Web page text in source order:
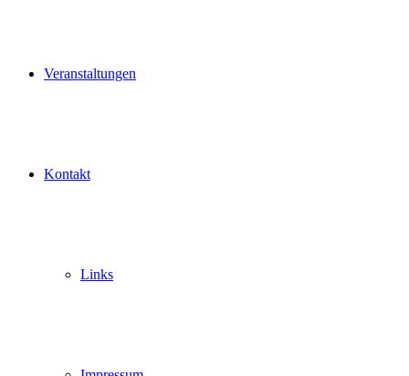
Veranstaltungen
Kontakt
Links